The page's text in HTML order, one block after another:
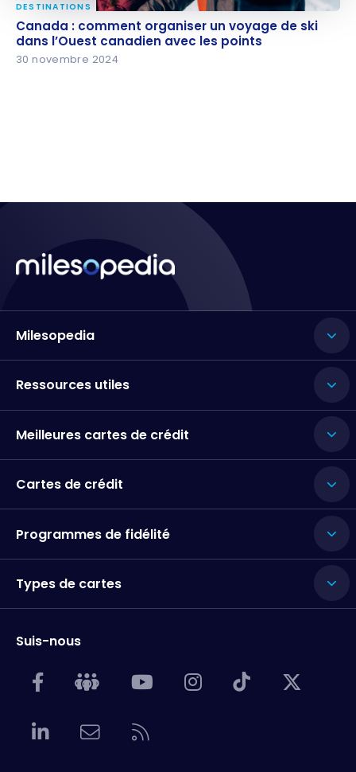
Canada : comment organiser un voyage de ski dans
l’Ouest canadien avec les points
DESTINATIONS
Canada : comment organiser un voyage de ski
dans l’Ouest canadien avec les points
30 novembre 2024
Milesopedia
Ressources utiles
Meilleures cartes de crédit
Cartes de crédit
Programmes de fidélité
Types de cartes
Suis-nous